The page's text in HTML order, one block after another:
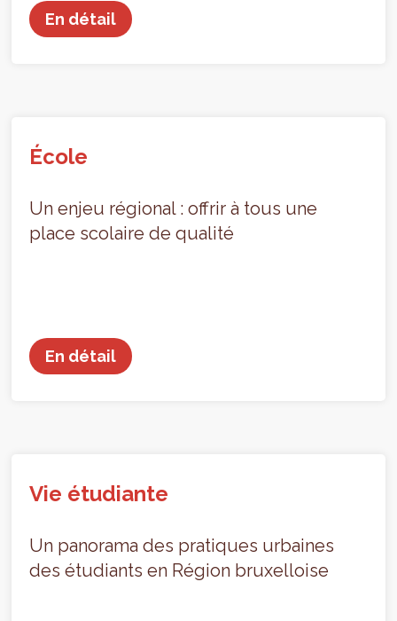
En détail
École
Un enjeu régional : offrir à tous une
place scolaire de qualité
En détail
Vie étudiante
Un panorama des pratiques urbaines
des étudiants en Région bruxelloise